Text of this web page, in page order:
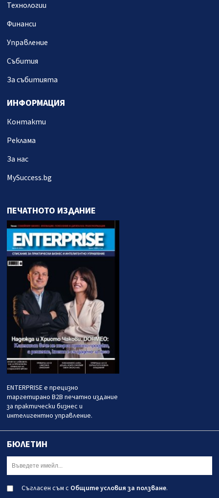
Технологии
Финанси
Управление
Събития
За събитията
ИНФОРМАЦИЯ
Контакти
Реклама
За нас
MySuccess.bg
ПЕЧАТНОТО ИЗДАНИЕ
ENTERPRISE е прецизно
таргетирано B2B печатно издание
за практически бизнес и
интелигентно управление.
БЮЛЕТИН
Съгласен съм с Общите условия за ползване.